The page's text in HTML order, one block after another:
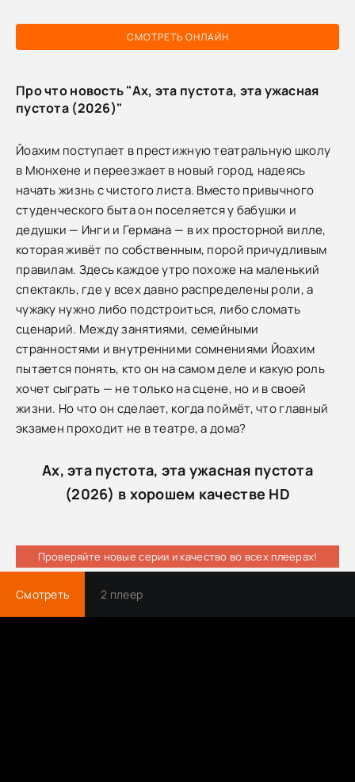
СМОТРЕТЬ ОНЛАЙН
Про что новость "Ах, эта пустота, эта ужасная
пустота (2026)"
Йоахим поступает в престижную театральную школу
в Мюнхене и переезжает в новый город, надеясь
начать жизнь с чистого листа. Вместо привычного
студенческого быта он поселяется у бабушки и
дедушки — Инги и Германа — в их просторной вилле,
которая живёт по собственным, порой причудливым
правилам. Здесь каждое утро похоже на маленький
спектакль, где у всех давно распределены роли, а
чужаку нужно либо подстроиться, либо сломать
сценарий. Между занятиями, семейными
странностями и внутренними сомнениями Йоахим
пытается понять, кто он на самом деле и какую роль
хочет сыграть — не только на сцене, но и в своей
жизни. Но что он сделает, когда поймёт, что главный
экзамен проходит не в театре, а дома?
Ах, эта пустота, эта ужасная пустота
(2026) в хорошем качестве HD
Проверяйте новые серии и качество во всех плеерах!
Смотреть 2 плеер